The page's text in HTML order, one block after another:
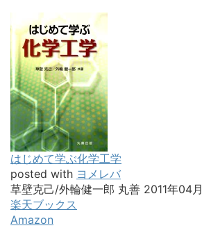
はじめて学ぶ化学工学
posted with ヨメレバ
草壁克己/外輪健一郎 丸善 2011年04月
楽天ブックス
Amazon